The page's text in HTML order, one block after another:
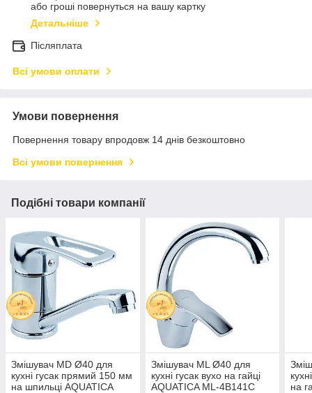
або гроші повернуться на вашу картку
Детальніше
Післяплата
Всі умови оплати
Умови повернення
Повернення товару впродовж 14 днів безкоштовно
Всі умови повернення
Подібні товари компанії
Змішувач MD Ø40 для
кухні гусак прямий 150 мм
на шпильці AQUATICA
Змішувач ML Ø40 для
кухні гусак вухо на гайці
AQUATICA ML-4B141C
на